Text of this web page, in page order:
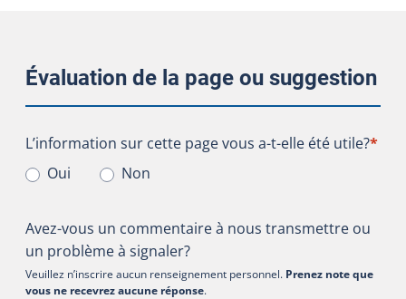
Évaluation de la page ou suggestion
L’information sur cette page vous a-t-elle été utile?
L’information sur cette page vous a-t-elle été utile?*
Oui
Non
Avez-vous un commentaire à nous transmettre ou
un problème à signaler?
Veuillez n’inscrire aucun renseignement personnel. Prenez note que
vous ne recevrez aucune réponse.